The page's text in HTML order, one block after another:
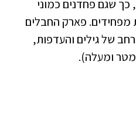
כך שגם פחדנים כמוני
מפחידים. פארק החבלים
של גילים והעדפות,
מטר ומעלה).